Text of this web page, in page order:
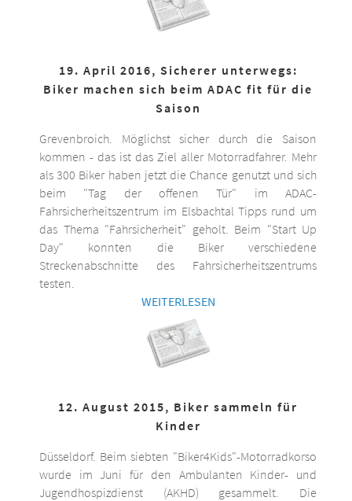
19. April 2016, Sicherer unterwegs:
Biker machen sich beim ADAC fit für die
Saison
Grevenbroich. Möglichst sicher durch die Saison
kommen - das ist das Ziel aller Motorradfahrer. Mehr
als 300 Biker haben jetzt die Chance genutzt und sich
beim "Tag der offenen Tür" im ADAC-
Fahrsicherheitszentrum im Elsbachtal Tipps rund um
das Thema "Fahrsicherheit" geholt. Beim "Start Up
Day" konnten die Biker verschiedene
Streckenabschnitte des Fahrsicherheitszentrums
testen.
WEITERLESEN
12. August 2015, Biker sammeln für
Kinder
Düsseldorf. Beim siebten "Biker4Kids"-Motorradkorso
wurde im Juni für den Ambulanten Kinder- und
Jugendhospizdienst (AKHD) gesammelt. Die